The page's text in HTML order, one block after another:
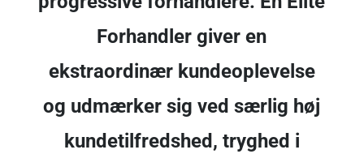
Forhandler giver en
ekstraordinær kundeoplevelse
og udmærker sig ved særlig høj
kundetilfredshed, tryghed i